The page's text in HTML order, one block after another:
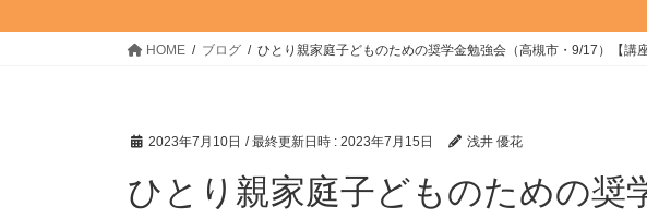
HOME ブログ ひとり親家庭子どものための奨学金勉強会（高槻市・9/17）【講座
2023年7月10日 / 最終更新日時 : 2023年7月15日 浅井 優花
ひとり親家庭子どものための奨